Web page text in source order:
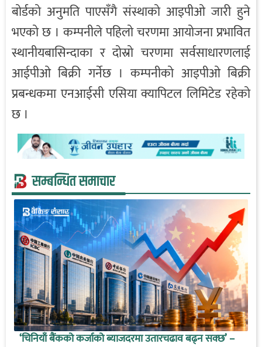
बोर्डको अनुमति पाएसँगै संस्थाको आइपीओ जारी हुने
भएको छ । कम्पनीले पहिलो चरणमा आयोजना प्रभावित
स्थानीयबासिन्दाका र दोस्रो चरणमा सर्वसाधारणलाई
आईपीओ बिक्री गर्नेछ । कम्पनीको आइपीओ बिक्री
प्रबन्धकमा एनआईसी एसिया क्यापिटल लिमिटेड रहेको
छ ।
सम्बन्धित समाचार
‘चिनियाँ बैंकको कर्जाको ब्याजदरमा उतारचढाव बढ्न सक्छ’ –